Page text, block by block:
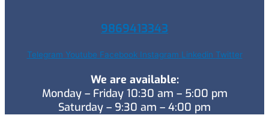
9869413343
Telegram Youtube Facebook Instagram Linkedin Twitter
We are available:
Monday – Friday 10:30 am – 5:00 pm
Saturday – 9:30 am – 4:00 pm